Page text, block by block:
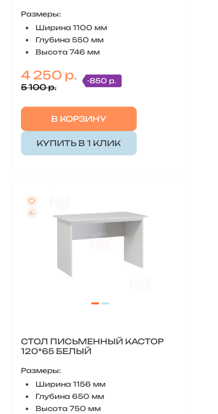
Размеры:
Ширина 1100 мм
Глубина 550 мм
Высота 746 мм
4 250 р.
5 100 р.
-850 р.
В КОРЗИНУ
КУПИТЬ В 1 КЛИК
СТОЛ ПИСЬМЕННЫЙ КАСТОР
120*65 БЕЛЫЙ
Размеры:
Ширина 1156 мм
Глубина 650 мм
Высота 750 мм